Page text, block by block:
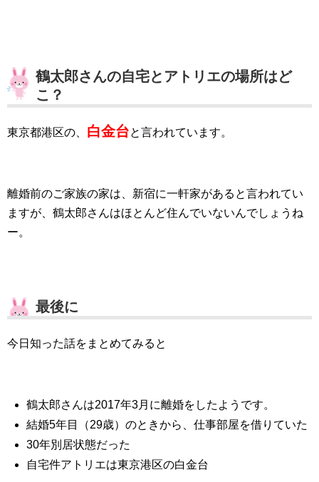
鶴太郎さんの自宅とアトリエの場所はど
こ？
東京都港区の、 白金台と言われています。
離婚前のご家族の家は、新宿に一軒家があると言われてい
ますが、鶴太郎さんはほとんど住んでいないんでしょうね
ー。
最後に
今日知った話をまとめてみると
鶴太郎さんは2017年3月に離婚をしたようです。
結婚5年目（29歳）のときから、仕事部屋を借りていた
30年別居状態だった
自宅件アトリエは東京港区の白金台